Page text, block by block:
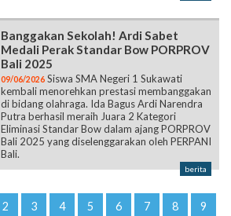
Banggakan Sekolah! Ardi Sabet
Medali Perak Standar Bow PORPROV
Bali 2025
09/06/2026 Siswa SMA Negeri 1 Sukawati
kembali menorehkan prestasi membanggakan
di bidang olahraga. Ida Bagus Ardi Narendra
Putra berhasil meraih Juara 2 Kategori
Eliminasi Standar Bow dalam ajang PORPROV
Bali 2025 yang diselenggarakan oleh PERPANI
Bali.
berita
2 3 4 5 6 7 8 9